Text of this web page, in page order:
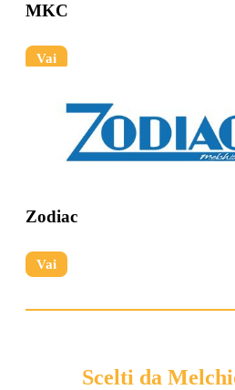
MKC
Vai
Zodiac
Vai
Scelti da